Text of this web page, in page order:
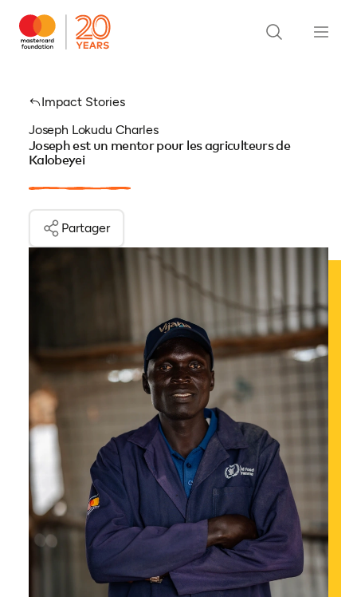
Impact Stories
Joseph Lokudu Charles
Joseph est un mentor pour les agriculteurs de
Kalobeyei
Partager